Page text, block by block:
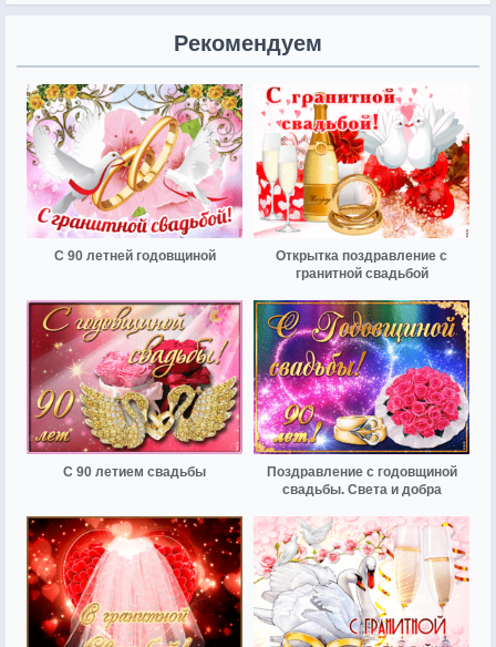
Рекомендуем
С 90 летней годовщиной
Открытка поздравление с
гранитной свадьбой
С 90 летием свадьбы
Поздравление с годовщиной
свадьбы. Света и добра